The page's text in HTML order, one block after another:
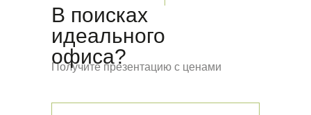
В поисках
идеального
офиса?
Получите презентацию с ценами